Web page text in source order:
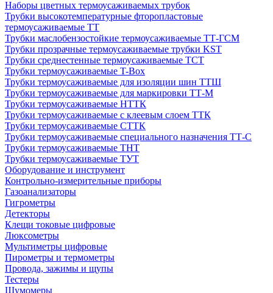
Наборы цветных термоусаживаемых трубок
Трубки высокотемпературные фторопластовые
термоусаживаемые ТТ
Трубки маслобензостойкие термоусаживаемые ТТ-ГСМ
Трубки прозрачные термоусаживаемые трубки KST
Трубки среднестенные термоусаживаемые ТСТ
Трубки термоусаживаемые T-Box
Трубки термоусаживаемые для изоляции шин ТТШ
Трубки термоусаживаемые для маркировки ТТ-М
Трубки термоусаживаемые НTТК
Трубки термоусаживаемые с клеевым слоем TТК
Трубки термоусаживаемые СTТК
Трубки термоусаживаемые специального назначения ТТ-С
Трубки термоусаживаемые ТНТ
Трубки термоусаживаемые ТУТ
Оборудование и инструмент
Контрольно-измерительные приборы
Газоанализаторы
Гигрометры
Детекторы
Клещи токовые цифровые
Люксометры
Мультиметры цифровые
Пирометры и термометры
Провода, зажимы и щупы
Тестеры
Шумомеры